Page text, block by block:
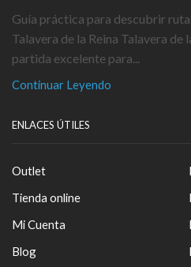
Guía práctica para descubrir
Talavera de la Reina Talavera de
partida excelente para...
Continuar Leyendo
ENLACES ÚTILES
Outlet
Tienda online
Mi Cuenta
Blog